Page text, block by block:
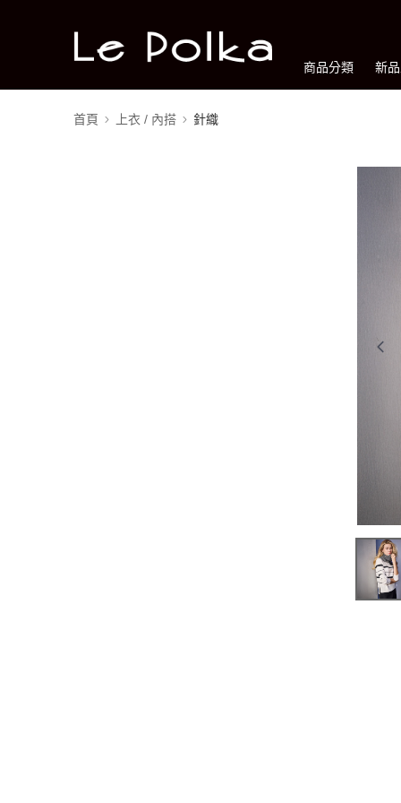
商品分類 新
首頁 上衣 / 內搭 針織